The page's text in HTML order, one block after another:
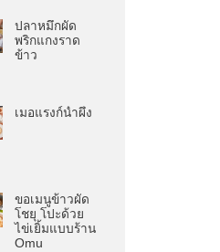
ปลาหมึกผัด
พริกแกงราด
ข้าว
เมอแรงก์น้ำผึ้ง
ขอเมนูข้าวผัด
โชยุ โปะด้วย
ไข่เยิ้มแบบร้าน
Omu